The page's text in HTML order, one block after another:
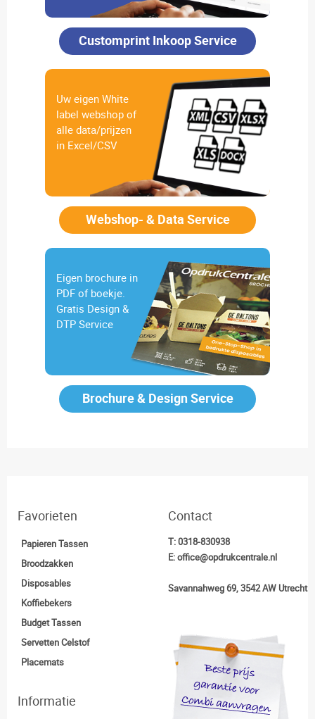
Customprint Inkoop Service
Uw eigen White
label webshop of
alle data/prijzen
in Excel/CSV
Webshop- & Data Service
Eigen brochure in
PDF of boekje.
Gratis Design &
DTP Service
Brochure & Design Service
Favorieten
Papieren Tassen
Broodzakken
Disposables
Koffiebekers
Budget Tassen
Servetten Celstof
Placemats
Contact
T:0318-830938
E:office@opdrukcentrale.nl
Savannahweg 69, 3542 AW Utrecht
Informatie